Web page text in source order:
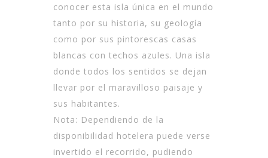
conocer esta isla única en el mundo
tanto por su historia, su geología
como por sus pintorescas casas
blancas con techos azules. Una isla
donde todos los sentidos se dejan
llevar por el maravilloso paisaje y
sus habitantes.
Nota: Dependiendo de la
disponibilidad hotelera puede verse
invertido el recorrido, pudiendo